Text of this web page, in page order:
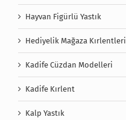
Hayvan Figürlü Yastık
Hediyelik Mağaza Kırlentleri
Kadife Cüzdan Modelleri
Kadife Kırlent
Kalp Yastık